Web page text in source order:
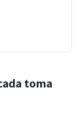
toma